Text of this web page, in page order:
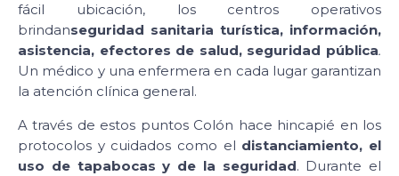
fácil ubicación, los centros operativos
brindanseguridad sanitaria turística, información,
asistencia, efectores de salud, seguridad pública.
Un médico y una enfermera en cada lugar garantizan
la atención clínica general.
A través de estos puntos Colón hace hincapié en los
protocolos y cuidados como el distanciamiento, el
uso de tapabocas y de la seguridad. Durante el